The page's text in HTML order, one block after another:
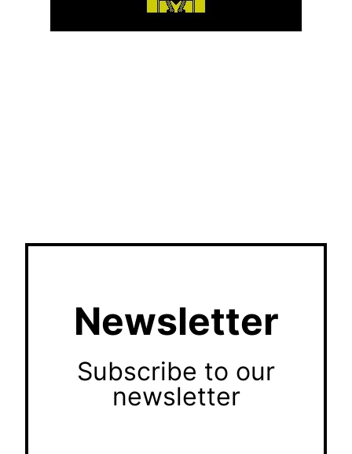
Newsletter
Subscribe to our
newsletter